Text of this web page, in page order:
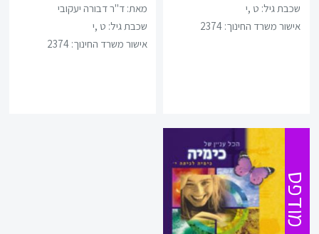
מיקודים
לשון
מדעים
שכבת גיל: ט ,י
אישור משרד החינוך: 2374
מאת: ד"ר דבורה יעקובי
שכבת גיל: ט ,י
אישור משרד החינוך: 2374
מודפס